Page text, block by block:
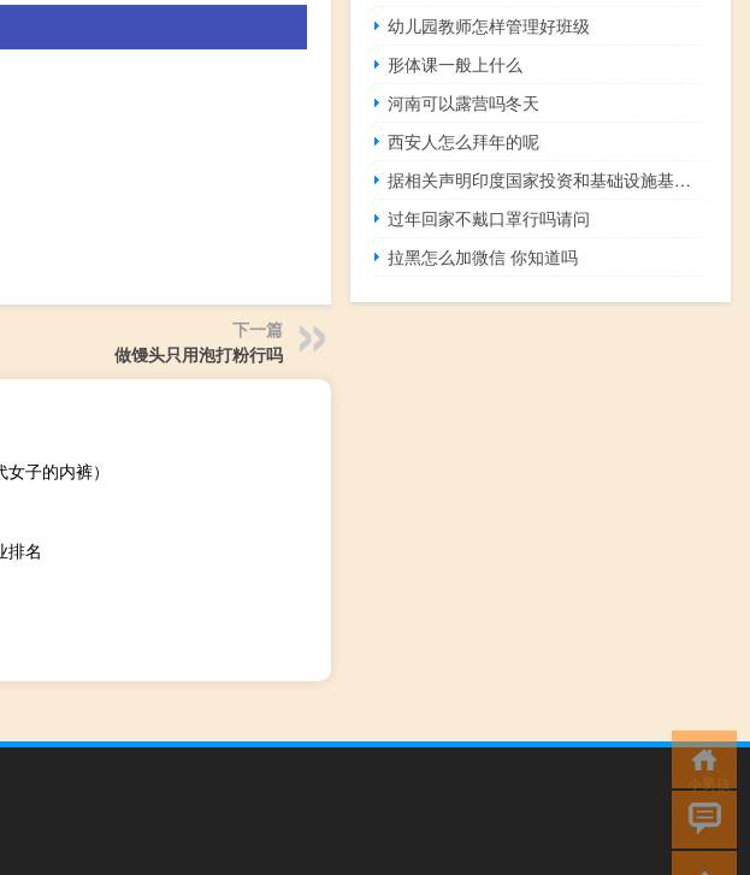
下一篇
做馒头只用泡打粉行吗
子的内裤）
排名
幼儿园教师怎样管理好班级
形体课一般上什么
河南可以露营吗冬天
西安人怎么拜年的呢
据相关声明印度国家投资和基础设施基金有限公司将推出6亿美元的印度-日本基金
过年回家不戴口罩行吗请问
拉黑怎么加微信 你知道吗